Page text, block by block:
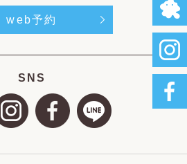
web予約
SNS